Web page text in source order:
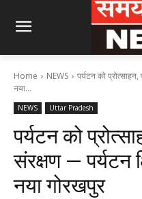
Home NEWS
पर्यटन को
नया...
NEWS Uttar Pradesh
पर्यटन को
संरक्षण — पर्यटन
नया गोरखपुर